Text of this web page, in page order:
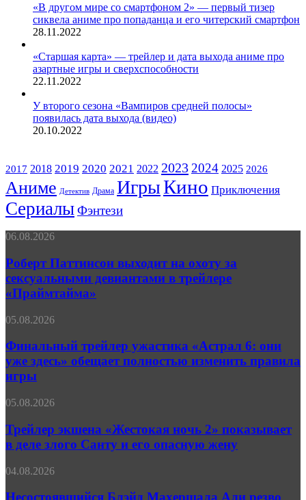
«В другом мире со смартфоном 2» — первый тизер
сиквела аниме про попаданца и его читерский смартфон
28.11.2022
«Старшая карта» — трейлер и дата выхода аниме про
азартные игры и сверхспособности
22.11.2022
У второго сезона «Вампиров средней полосы»
появилась дата выхода (видео)
20.10.2022
2017 2018 2019 2020 2021 2022 2023 2024 2025 2026
Аниме Детектив Драма ИгрыКино Приключения
СериалыФэнтези
Роберт
выходит
на
охоту
за
девиантами
трейлере
«Праймтайма»
06.08.2026
Роберт Паттинсон выходит на охоту за
сексуальными девиантами в трейлере
«Праймтайма»
Финальный
ужастика
6:
они
здесь»
полностью
изменить
правила
игры
05.08.2026
Финальный трейлер ужастика «Астрал 6: они
уже здесь» обещает полностью изменить правила
игры
Трейлер
«Жестокая
ночь 2»
показывает
деле
05.08.2026
Трейлер экшена «Жестокая ночь 2» показывает
в деле злого Санту и его опасную жену
Несостоявшийся
Махершала
04.08.2026
Несостоявшийся Блэйд Махершала Али резво